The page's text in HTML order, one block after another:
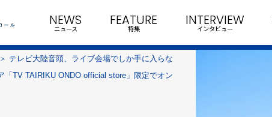
NEWS
ニュース
FEATURE
特集
INTERVIEW
インタビュー
テレビ大陸音頭、ライブ会場でしか手に入らな
「TV TAIRIKU ONDO official store」限定でオン